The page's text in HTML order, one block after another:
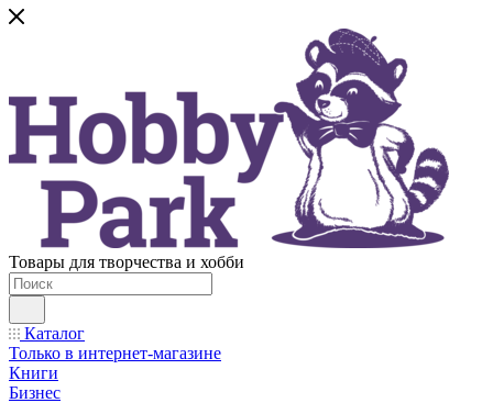
Товары для творчества и хобби
Каталог
Только в интернет-магазине
Книги
Бизнес